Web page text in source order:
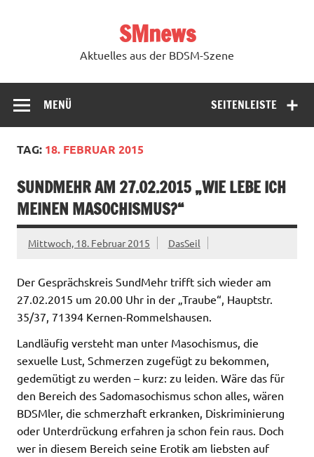
SMnews
Aktuelles aus der BDSM-Szene
SEITENLEISTE
MENÜ
TAG: 18. FEBRUAR 2015
SUNDMEHR AM 27.02.2015 „WIE LEBE ICH
MEINEN MASOCHISMUS?“
Mittwoch, 18. Februar 2015 DasSeil
Der Gesprächskreis SundMehr trifft sich wieder am
27.02.2015 um 20.00 Uhr in der „Traube“, Hauptstr.
35/37, 71394 Kernen-Rommelshausen.
Landläufig versteht man unter Masochismus, die
sexuelle Lust, Schmerzen zugefügt zu bekommen,
gedemütigt zu werden – kurz: zu leiden. Wäre das für
den Bereich des Sadomasochismus schon alles, wären
BDSMler, die schmerzhaft erkranken, Diskriminierung
oder Unterdrückung erfahren ja schon fein raus. Doch
wer in diesem Bereich seine Erotik am liebsten auf